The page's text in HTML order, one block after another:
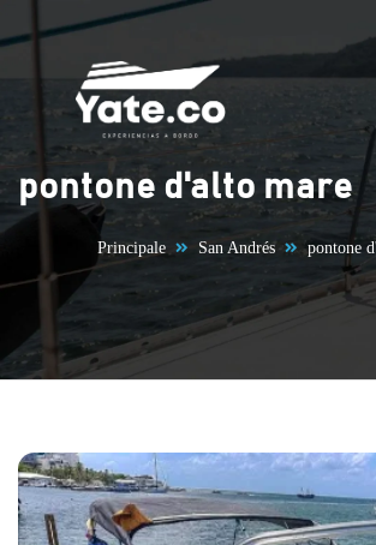
Vai al contenuto
pontone d'alto mare
Principale San Andrés pontone